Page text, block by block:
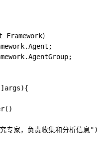
）
;
;
args){
()
专家，负责收集和分析信息")